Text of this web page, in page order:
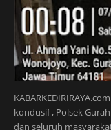
kondusif , Polsek
dan seluruh